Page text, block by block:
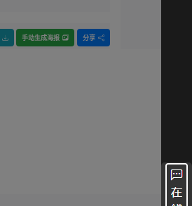
手动生成海报 分享